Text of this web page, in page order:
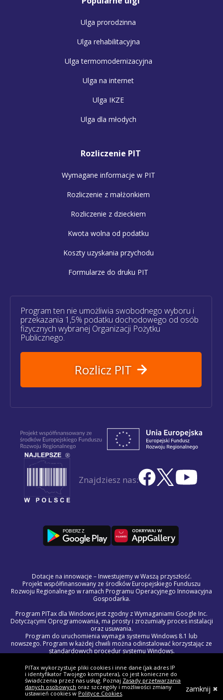
Ulga prorodzinna
Ulga rehabilitacyjna
Ulga termomodernizacyjna
Ulga na internet
Ulga IKZE
Ulga dla młodych
Rozliczenie PIT
Wymagane informacje w PIT
Rozliczenie z małżonkiem
Rozliczenie z dzieckiem
Kwota wolna od podatku
Koszty uzyskania przychodu
Formularze do druku PIT
Program ten nie umożliwia swobodnego wyboru i
przekazania 1,5% podatku dochodowego od osób
fizycznych wybranej Organizacji Pożytku
Publicznego.
Rozlicz PIT
Znajdziesz nas:
Dotacje na innowacje – Inwestujemy w Waszą przyszłość.
Projekt współfinansowany ze środków Europejskiego Funduszu
Rozwoju Regionalnego w ramach Programu Operacyjnego Innowacyjna
Gospodarka.
Program PITax dla Windows jest zgodny z Wymaganiami Google Inc.
Dotyczącymi Oprogramowania, ma prosty i zrozumiały proces instalacji
oraz usuwania.
Program do uruchomienia wymaga systemu Windows 8.1 lub
nowszego. Program w każdej chwili można odinstalować korzystając ze
standardowych procedur systemu Windows.
Świadczenia Usług Drogą Elektroniczną.
W razie wystąpienia problemów technicznych lub błędów w programie,
prosimy o kontakt z naszym zespołem wsparcia pod adresem
pomoc@pitax.pl.
PITax wykorzystuje pliki cookies i inne dane (jak adres IP
i identyfikator Twojego komputera), co jest konieczne do
świadczenia przez nas usług. Poznaj Zasady przetwarzania
danych osobowych oraz szczegóły i możliwości zmiany
ustawień cookies w Polityce Cookies. zamknij